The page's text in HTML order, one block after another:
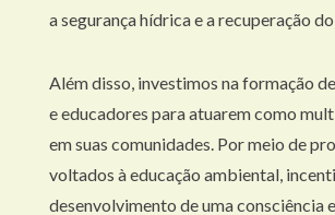
a segurança hídrica e a recuperação
Além disso, investimos na formação
e educadores para atuarem como
em suas comunidades. Por meio de
voltados à educação ambiental,
desenvolvimento de uma consciência